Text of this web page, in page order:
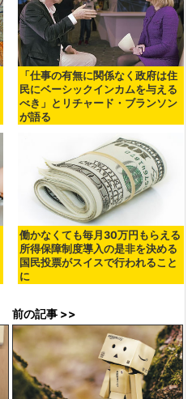
「仕事の有無に関係なく政府は住
民にベーシックインカムを与える
べき」とリチャード・ブランソン
が語る
働かなくても毎月30万円もらえる
所得保障制度導入の是非を決める
国民投票がスイスで行われること
に
前の記事 >>